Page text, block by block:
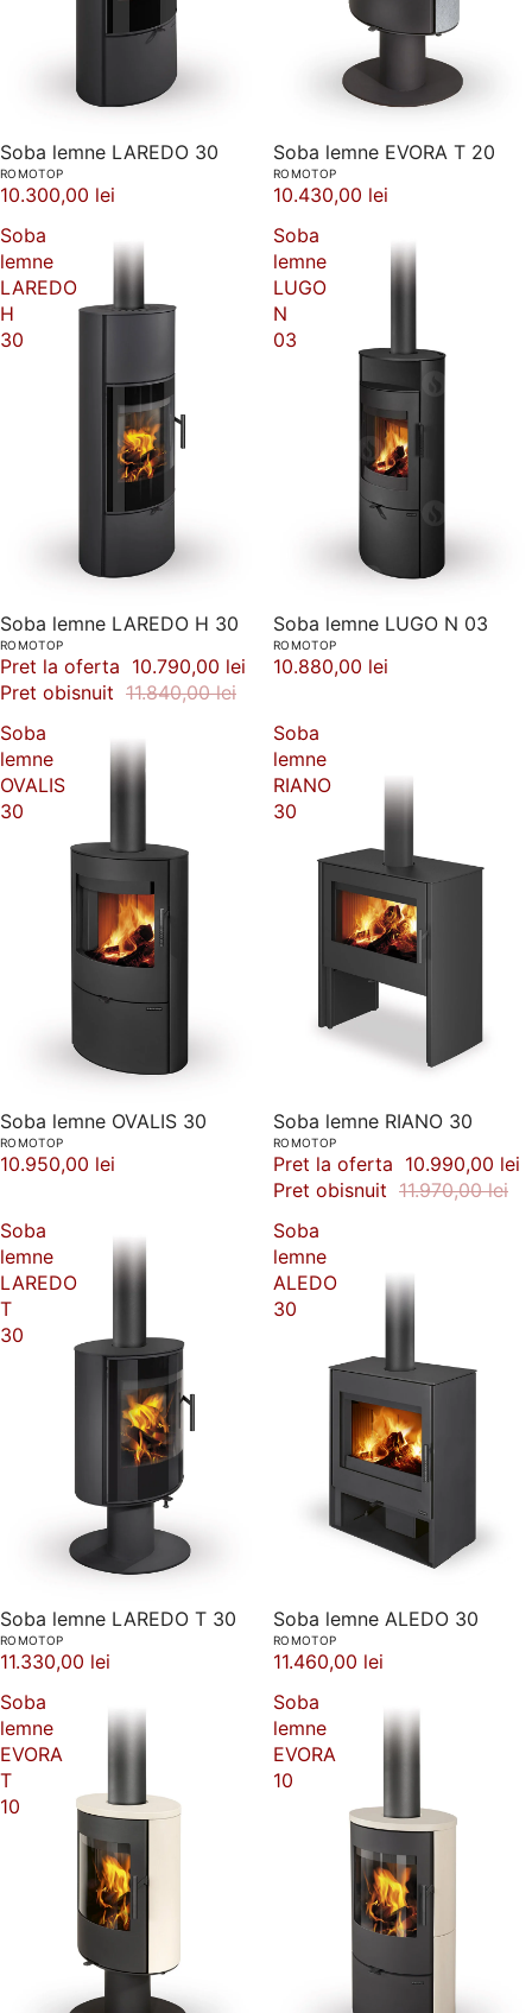
Soba lemne LAREDO 30
ROMOTOP
10.300,00 lei
Soba lemne EVORA T 20
ROMOTOP
10.430,00 lei
Soba
lemne
LAREDO
H
30
-9%
Soba lemne LAREDO H 30
ROMOTOP
Pret la oferta 10.790,00 lei
Pret obisnuit 11.840,00 lei
Soba
lemne
LUGO
N
03
Soba lemne LUGO N 03
ROMOTOP
10.880,00 lei
Soba
lemne
OVALIS
30
Soba lemne OVALIS 30
ROMOTOP
10.950,00 lei
Soba
lemne
RIANO
30
-8%
Soba lemne RIANO 30
ROMOTOP
Pret la oferta 10.990,00 lei
Pret obisnuit 11.970,00 lei
Soba
lemne
LAREDO
T
30
Soba lemne LAREDO T 30
ROMOTOP
11.330,00 lei
Soba
lemne
ALEDO
30
Soba lemne ALEDO 30
ROMOTOP
11.460,00 lei
Soba
lemne
EVORA
T
10
Soba
lemne
EVORA
10